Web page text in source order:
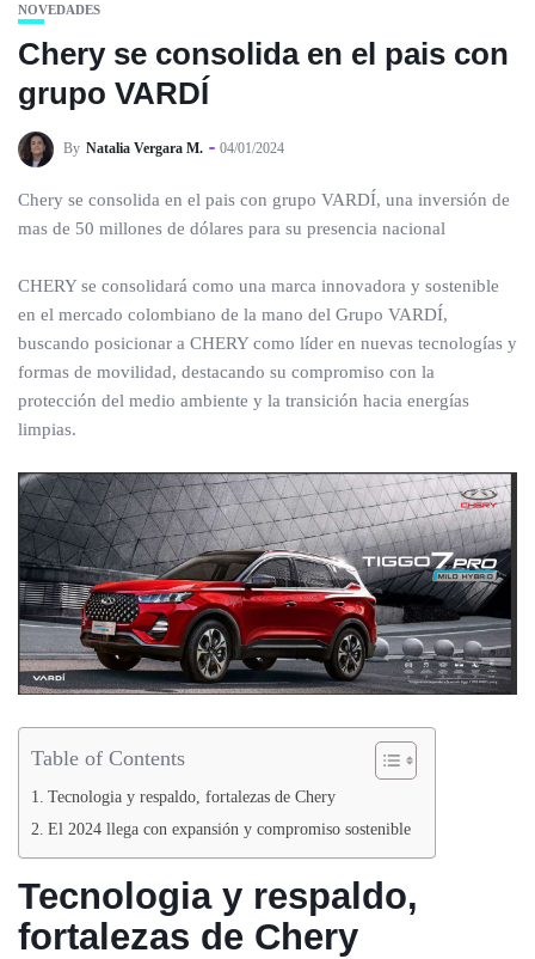
NOVEDADES
Chery se consolida en el pais con
grupo VARDÍ
By Natalia Vergara M. 04/01/2024
Chery se consolida en el pais con grupo VARDÍ, una inversión de
mas de 50 millones de dólares para su presencia nacional
CHERY se consolidará como una marca innovadora y sostenible
en el mercado colombiano de la mano del Grupo VARDÍ,
buscando posicionar a CHERY como líder en nuevas tecnologías y
formas de movilidad, destacando su compromiso con la
protección del medio ambiente y la transición hacia energías
limpias.
Table of Contents
Tecnologia y respaldo, fortalezas de Chery
El 2024 llega con expansión y compromiso sostenible
Tecnologia y respaldo,
fortalezas de Chery